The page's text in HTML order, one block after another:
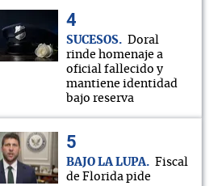
SUCESOS
Doral
rinde homenaje a
oficial fallecido y
mantiene identidad
bajo reserva
BAJO LA LUPA
Fiscal
de Florida pide